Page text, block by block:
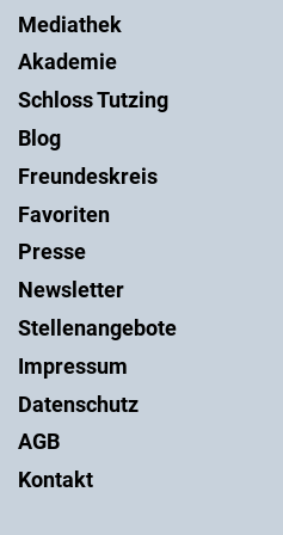
Mediathek
Akademie
Schloss Tutzing
Blog
Freundeskreis
Favoriten
Presse
Newsletter
Stellenangebote
Impressum
Datenschutz
AGB
Kontakt